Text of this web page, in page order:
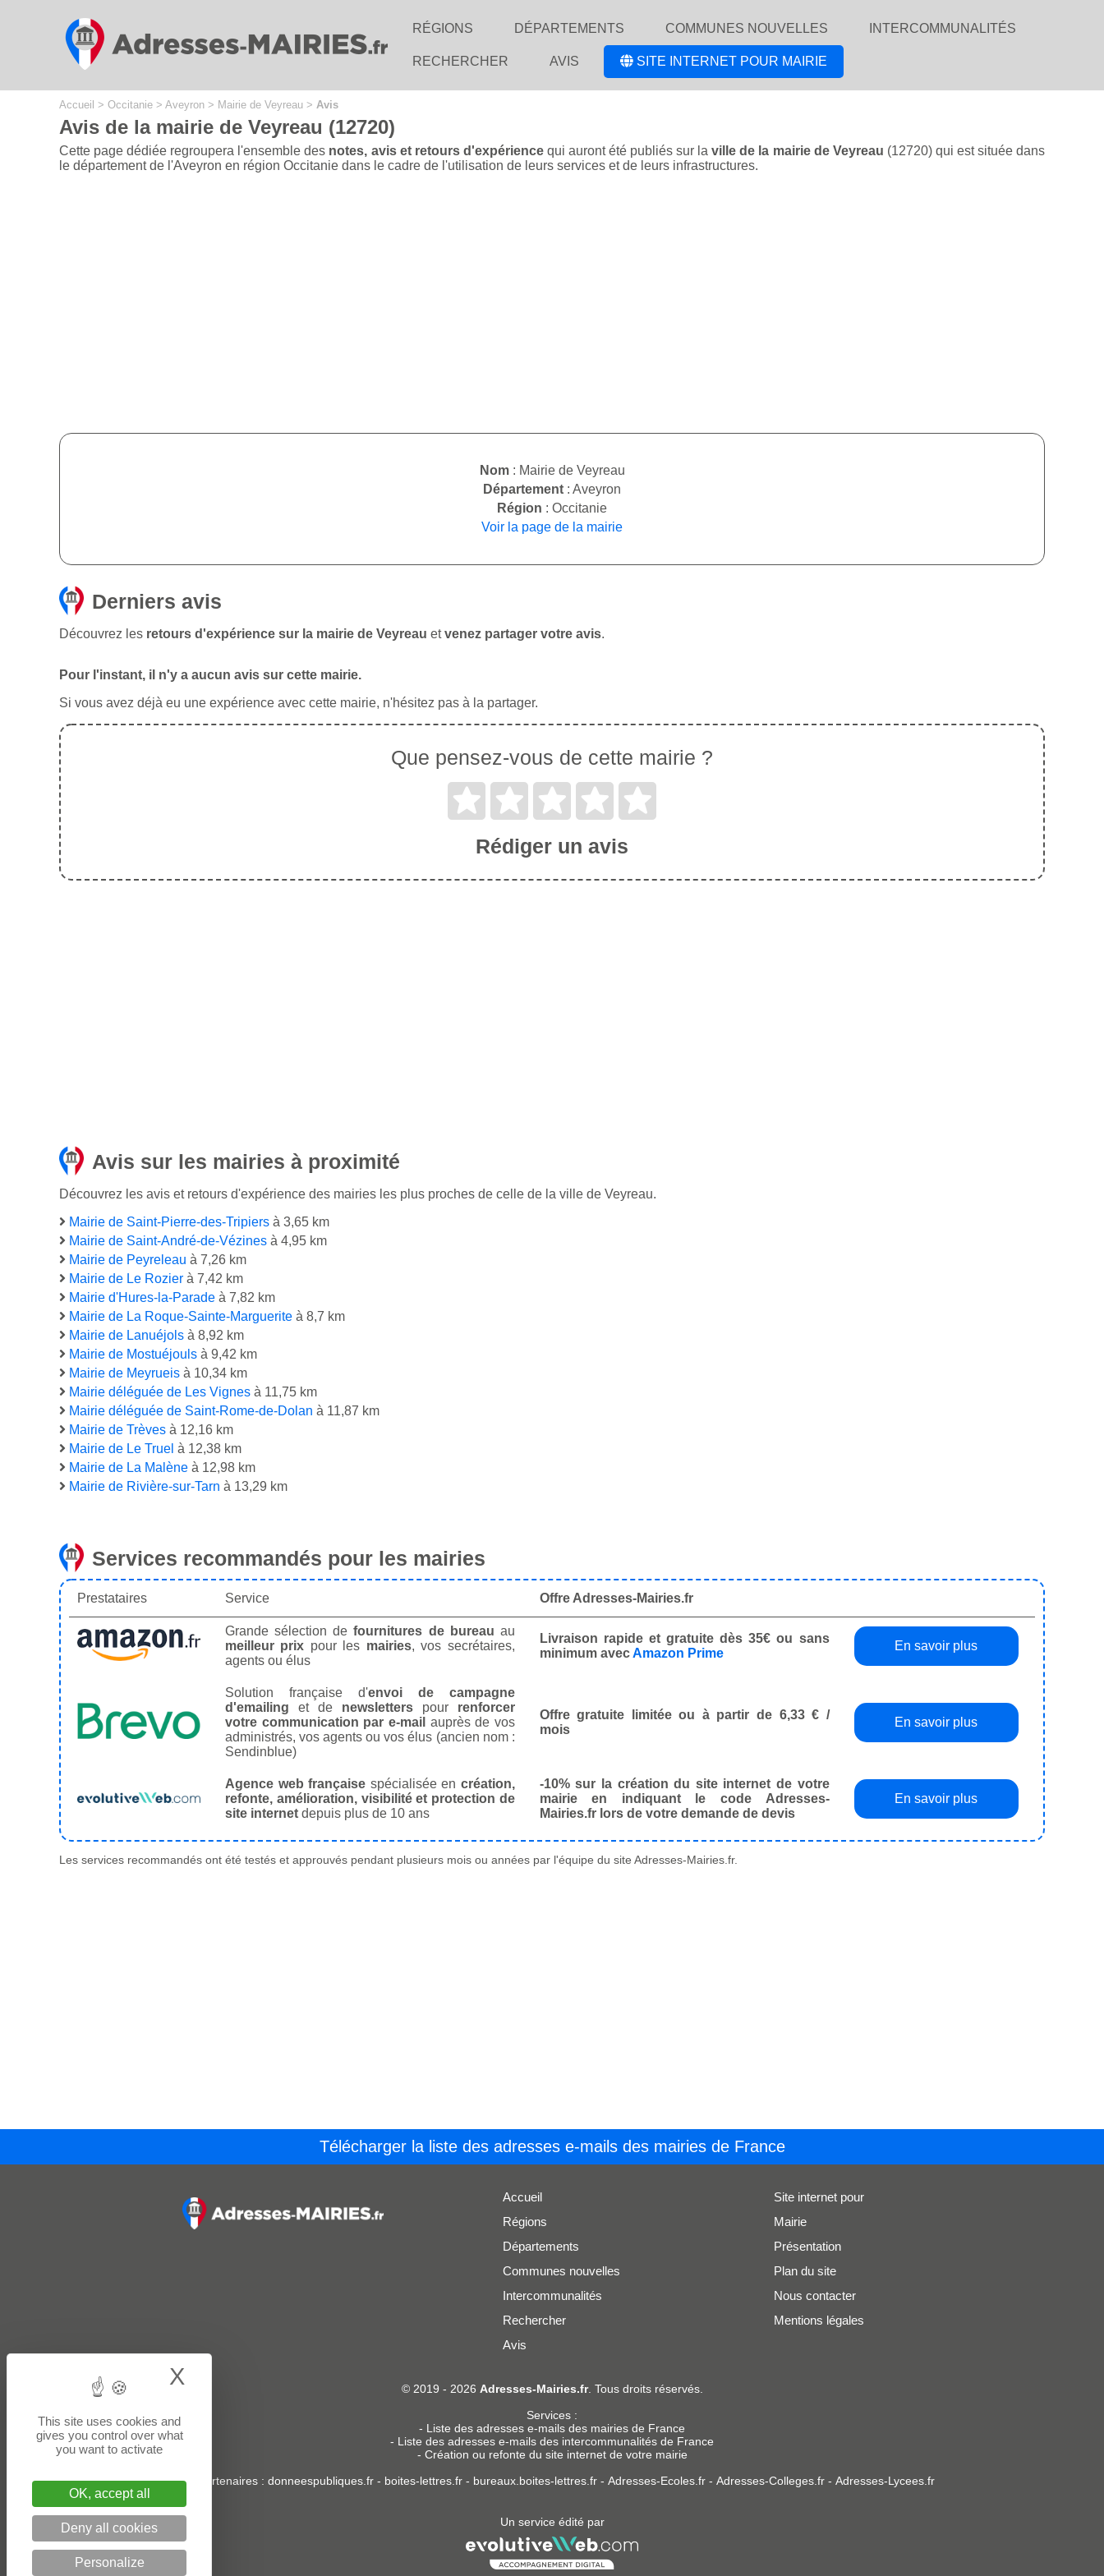
RÉGIONS DÉPARTEMENTS COMMUNES NOUVELLES INTERCOMMUNALITÉS
RECHERCHER AVIS SITE INTERNET POUR MAIRIE
Accueil > Occitanie > Aveyron > Mairie de Veyreau > Avis
Avis de la mairie de Veyreau (12720)
Cette page dédiée regroupera l'ensemble des notes, avis et retours d'expériencequi auront été publiés sur laville de la mairie de Veyreau (12720) qui est située dans
le département de l'Aveyron en région Occitanie dans le cadre de l'utilisation de leurs services et de leurs infrastructures.
Nom: Mairie de Veyreau
Département : Aveyron
Région : Occitanie
Voir la page de la mairie
Derniers avis
Découvrez les retours d'expérience sur la mairie de Veyreau etvenez partager votre avis.
Pour l'instant, il n'y a aucun avis sur cette mairie.
Si vous avez déjà eu une expérience avec cette mairie, n'hésitez pas à la partager.
Que pensez-vous de cette mairie ?
Rédiger un avis
Avis sur les mairies à proximité
Découvrez les avis et retours d'expérience des mairies les plus proches de celle de la ville de Veyreau.
Mairie de Saint-Pierre-des-Tripiers à 3,65 km
Mairie de Saint-André-de-Vézines à 4,95 km
Mairie de Peyreleau à 7,26 km
Mairie de Le Rozier à 7,42 km
Mairie d'Hures-la-Parade à 7,82 km
Mairie de La Roque-Sainte-Marguerite à 8,7 km
Mairie de Lanuéjols à 8,92 km
Mairie de Mostuéjouls à 9,42 km
Mairie de Meyrueis à 10,34 km
Mairie déléguée de Les Vignes à 11,75 km
Mairie déléguée de Saint-Rome-de-Dolan à 11,87 km
Mairie de Trèves à 12,16 km
Mairie de Le Truel à 12,38 km
Mairie de La Malène à 12,98 km
Mairie de Rivière-sur-Tarn à 13,29 km
Services recommandés pour les mairies
Prestataires Service Offre Adresses-Mairies.fr
Grande sélection defournitures de bureau au
meilleur prix pour les mairies, vos secrétaires,
agents ou élus
Livraison rapide et gratuite dès 35€ ou sans
minimum avecAmazon Prime
En savoir plus
Solution française d'envoi de campagne
d'emailing et de newsletterspour renforcer
votre communication par e-mail auprès de vos
administrés, vos agents ou vos élus (ancien nom :
Sendinblue)
Offre gratuite limitée ou à partir de 6,33 € /
mois
En savoir plus
Agence web française spécialisée en création,
refonte, amélioration, visibilité et protection de
site internet depuis plus de 10 ans
-10% sur la création du site internet de votre
mairie en indiquant le code Adresses-
Mairies.fr lors de votre demande de devis
En savoir plus
Les services recommandés ont été testés et approuvés pendant plusieurs mois ou années par l'équipe du site Adresses-Mairies.fr.
Télécharger la liste des adresses e-mails des mairies de France
Accueil
Régions
Départements
Communes nouvelles
Intercommunalités
Rechercher
Avis
Site internet pour
Mairie
Présentation
Plan du site
Nous contacter
Mentions légales
© 2019 - 2026 Adresses-Mairies.fr. Tous droits réservés.
Services :
- Liste des adresses e-mails des mairies de France
- Liste des adresses e-mails des intercommunalités de France
- Création ou refonte du site internet de votre mairie
Sites partenaires: donneespubliques.fr- boites-lettres.fr- bureaux.boites-lettres.fr- Adresses-Ecoles.fr- Adresses-Colleges.fr- Adresses-Lycees.fr
Un service édité par
This site uses cookies and
gives you control over what
you want to activate
OK, accept all
Deny all cookies
Personalize
X